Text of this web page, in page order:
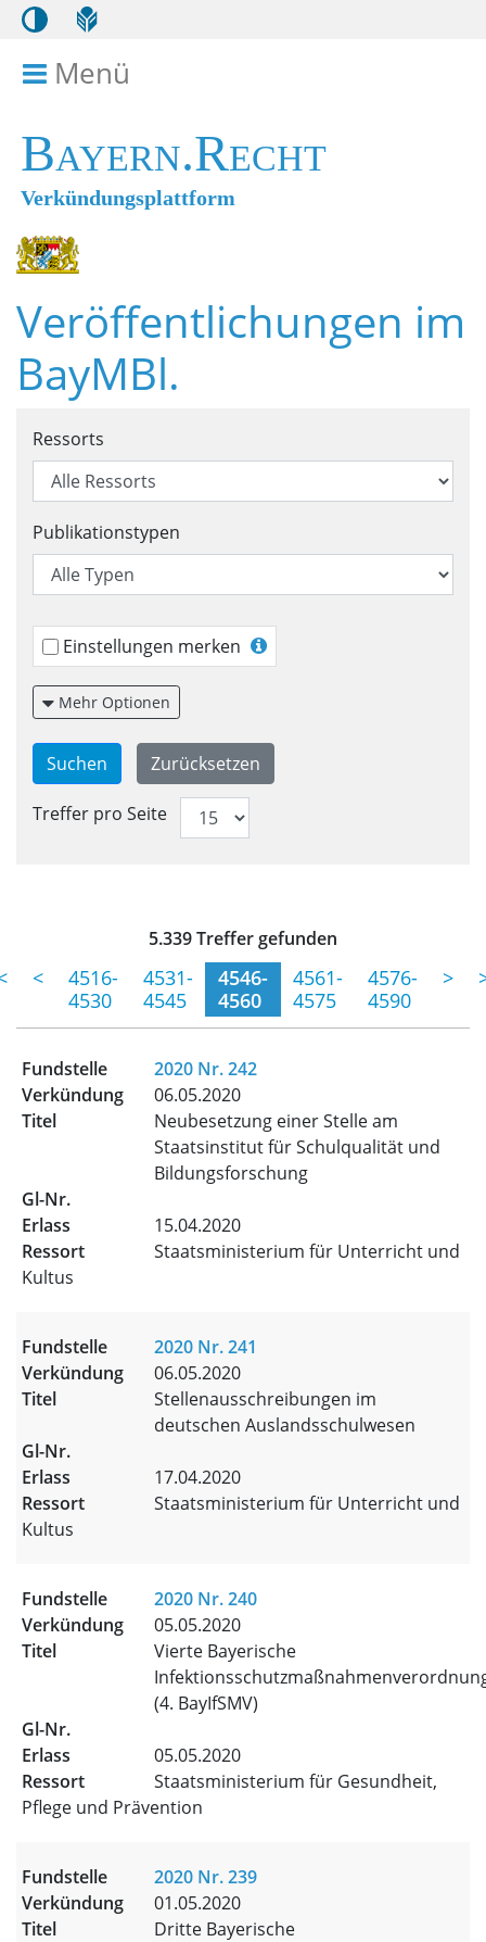
Menü
Bayern.Recht
Verkündungsplattform
Veröffentlichungen im
BayMBl.
Suchformular für
Ressorts
Publikationstypen
Einstellungen merken
Mehr Optionen
Treffer pro Seite
5.339 Treffer gefunden
<
4516-
4530
4531-
4545
(momentane Seite)
4546-
4560
4561-
4575
4576-
4590
>
2020 Nr. 242
06.05.2020
Neubesetzung einer Stelle am
Staatsinstitut für Schulqualität und
Bildungsforschung
15.04.2020
Staatsministerium für Unterricht und
Kultus
2020 Nr. 241
06.05.2020
Stellenausschreibungen im
deutschen Auslandsschulwesen
17.04.2020
Staatsministerium für Unterricht und
Kultus
2020 Nr. 240
05.05.2020
Vierte Bayerische
(4. BayIfSMV)
05.05.2020
Staatsministerium für Gesundheit,
Pflege und Prävention
2020 Nr. 239
01.05.2020
Dritte Bayerische